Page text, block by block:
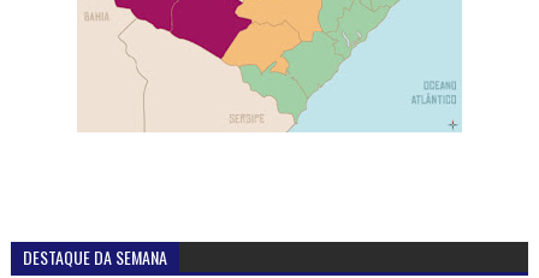
DESTAQUE DA SEMANA